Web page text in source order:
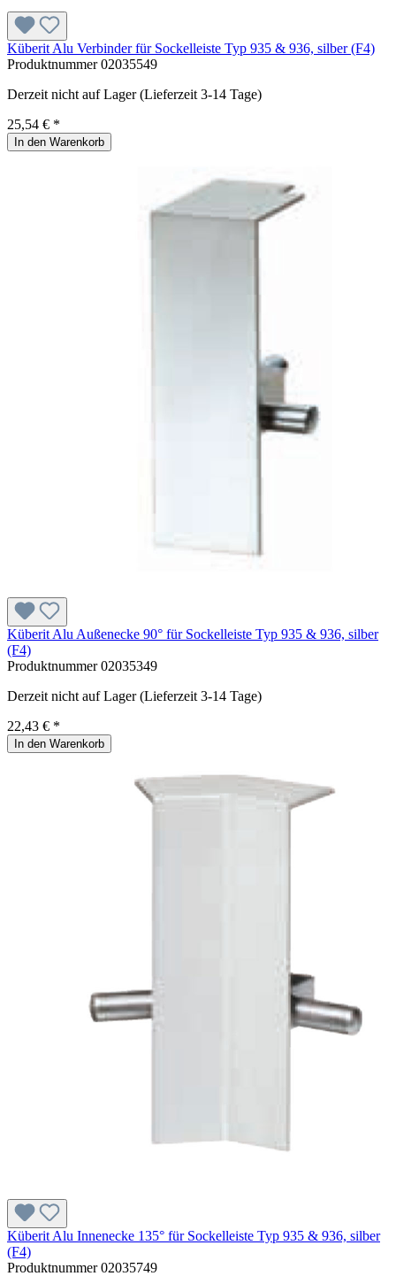
Küberit Alu Verbinder für Sockelleiste Typ 935 & 936, silber (F4)
Produktnummer02035549
Derzeit nicht auf Lager (Lieferzeit 3-14 Tage)
25,54 € *
In den Warenkorb
Küberit Alu Außenecke 90° für Sockelleiste Typ 935 & 936, silber
(F4)
Produktnummer02035349
Derzeit nicht auf Lager (Lieferzeit 3-14 Tage)
22,43 € *
In den Warenkorb
Küberit Alu Innenecke 135° für Sockelleiste Typ 935 & 936, silber
(F4)
Produktnummer02035749